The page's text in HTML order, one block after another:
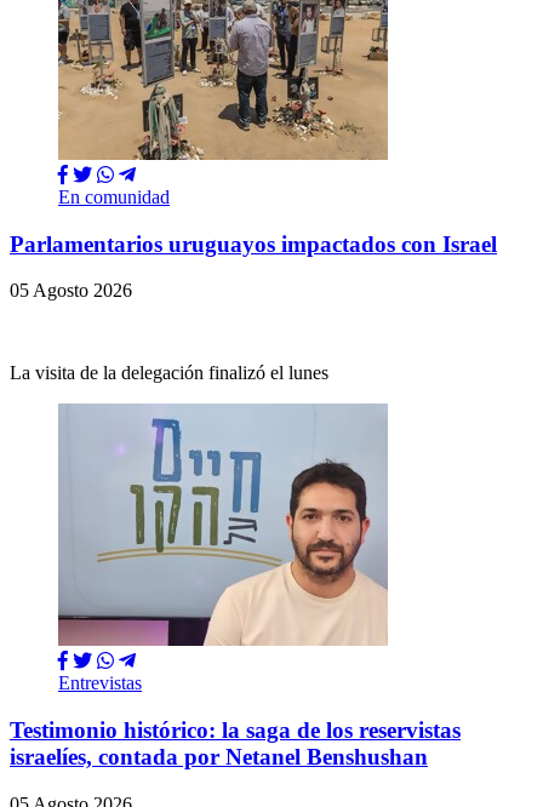
En comunidad
Parlamentarios uruguayos impactados con Israel
05 Agosto 2026
La visita de la delegación finalizó el lunes
Entrevistas
Testimonio histórico: la saga de los reservistas
israelíes, contada por Netanel Benshushan